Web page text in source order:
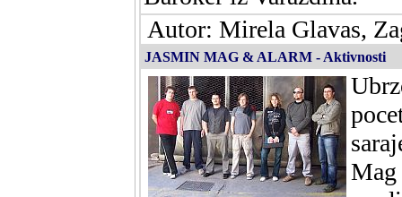
Autor: Mirela Glavas,
JASMIN MAG & ALARM - Aktivnosti